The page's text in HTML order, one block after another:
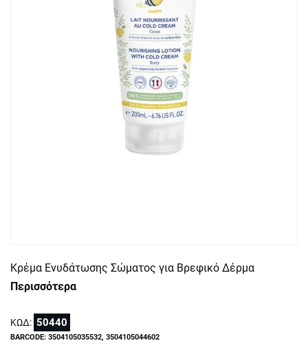
Κρέμα Ενυδάτωσης Σώματος για Βρεφικό Δέρμα
Περισσότερα
ΚΩΔ: 50440
BARCODE: 3504105035532, 3504105044602